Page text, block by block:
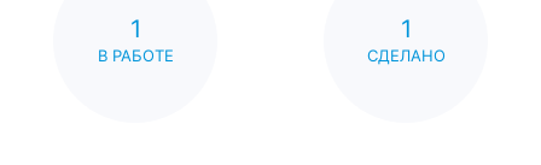
1
В РАБОТЕ
1
СДЕЛАНО